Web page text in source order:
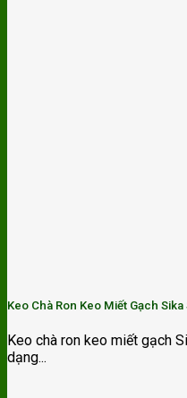
Keo Chà Ron Keo Miết Gạch
Keo chà ron keo miết gạch
dạng...